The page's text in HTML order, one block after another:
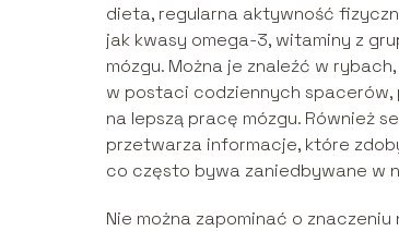
dieta, regularna aktywność
jak kwasy omega-3, witaminy z
mózgu. Można je znaleźć w
w postaci codziennych spacerów,
na lepszą pracę mózgu. Również
przetwarza informacje, które
co często bywa zaniedbywane w
Nie można zapominać o